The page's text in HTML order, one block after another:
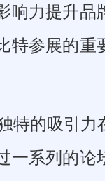
响力提升品
特参展的重
特的吸引力
一系列的论